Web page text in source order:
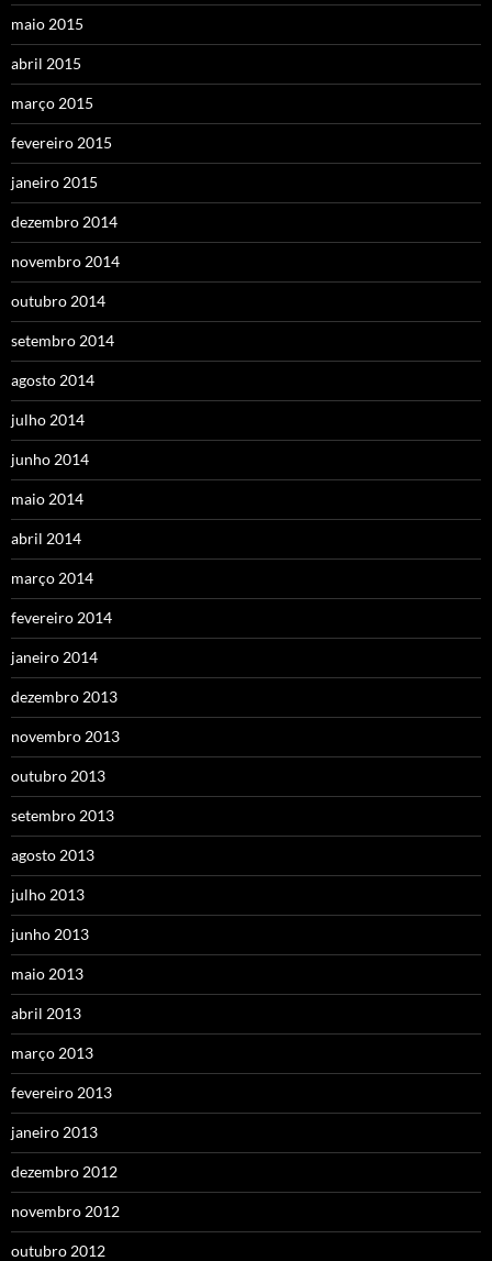
maio 2015
abril 2015
março 2015
fevereiro 2015
janeiro 2015
dezembro 2014
novembro 2014
outubro 2014
setembro 2014
agosto 2014
julho 2014
junho 2014
maio 2014
abril 2014
março 2014
fevereiro 2014
janeiro 2014
dezembro 2013
novembro 2013
outubro 2013
setembro 2013
agosto 2013
julho 2013
junho 2013
maio 2013
abril 2013
março 2013
fevereiro 2013
janeiro 2013
dezembro 2012
novembro 2012
outubro 2012